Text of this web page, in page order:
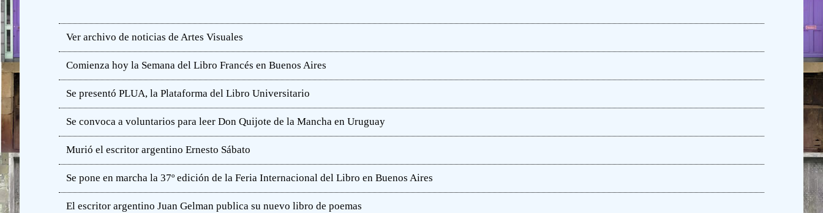
Ver archivo de noticias de Artes Visuales
Comienza hoy la Semana del Libro Francés en Buenos Aires
Se presentó PLUA, la Plataforma del Libro Universitario
Se convoca a voluntarios para leer Don Quijote de la Mancha en Uruguay
Murió el escritor argentino Ernesto Sábato
Se pone en marcha la 37º edición de la Feria Internacional del Libro en Buenos Aires
El escritor argentino Juan Gelman publica su nuevo libro de poemas